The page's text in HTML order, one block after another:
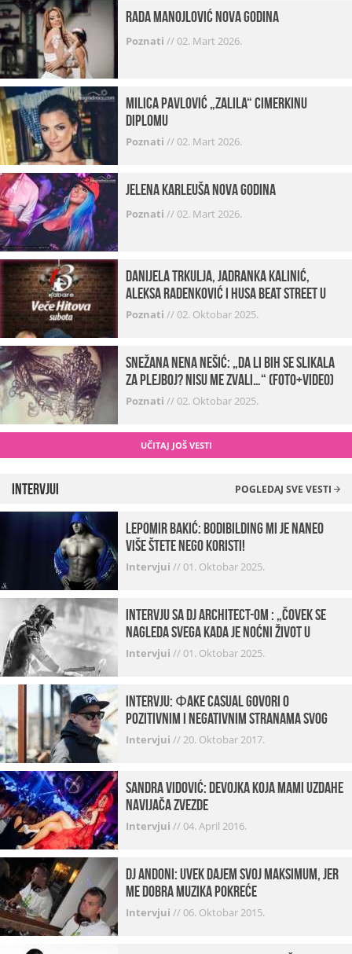
Rada Manojlović Nova godina
Poznati //02. Mart 2026.
Milica Pavlović „zalila“ cimerkinu
diplomu
Poznati //02. Mart 2026.
Jelena Karleuša Nova godina
Poznati //02. Mart 2026.
Danijela Trkulja, Jadranka Kalinić,
Aleksa Radenković i Husa Beat Street u
Kabareu 13
Poznati //02. Oktobar 2025.
Snežana Nena Nešić: „Da li bih se slikala
za Plejboj? Nisu me zvali…“ (FOTO+VIDEO)
Poznati //02. Oktobar 2025.
UČITAJ JOŠ VESTI
Intervjui POGLEDAJ SVE VESTI
Lepomir Bakić: Bodibilding mi je naneo
više štete nego koristi!
Intervjui //01. Oktobar 2025.
Intervju sa DJ Architect-om : „Čovek se
nagleda svega kada je noćni život u
pitanju. U klubovima najmanje vidim
Intervjui //01. Oktobar 2025.
INTERVJU: Фake Casual govori o
pozitivnim i negativnim stranama svog
posla, počecima, omiljenim mestima …
Intervjui //20. Oktobar 2017.
Sandra Vidović: devojka koja mami uzdahe
navijača Zvezde
Intervjui //04. April 2016.
Dj Andoni: Uvek dajem svoj maksimum, jer
me dobra muzika pokreće
Intervjui //06. Oktobar 2015.